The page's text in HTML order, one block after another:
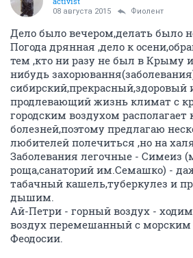
08 августа 2015 Фиолент
Дело было вечером,делать было
Погода дрянная ,дело к
тем ,кто ни разу не был в Крыму
нибудь
сибирский,прекрасный,здоровый
продлевающий жизнь климат с
городским воздухом располагает
болезней,поэтому предлагаю
любителей полечиться ,но на
Заболевания легочные - Симеиз
роща,санаторий им.Семашко) -
табачный кашель,туберкулез и
дышим.
Ай-Петри - горный воздух -
воздух перемешанный с морским
Феодосии.